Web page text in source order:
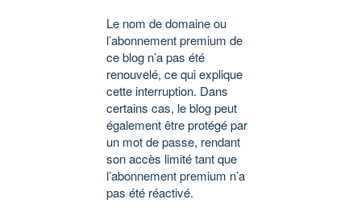
Le nom de domaine ou
l’abonnement premium de
ce blog n’a pas été
renouvelé, ce qui explique
cette interruption. Dans
certains cas, le blog peut
également être protégé par
un mot de passe, rendant
son accès limité tant que
l’abonnement premium n’a
pas été réactivé.